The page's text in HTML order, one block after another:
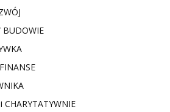
BUDOWIE
CHARYTATYWNIE